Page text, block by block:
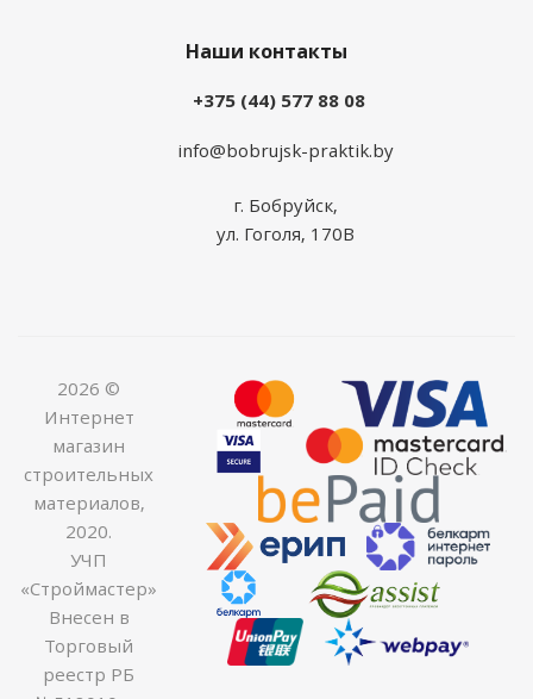
Наши контакты
+375 (44) 577 88 08
info@bobrujsk-praktik.by
г. Бобруйск,
ул. Гоголя, 170В
2026 ©
Интернет
магазин
строительных
материалов,
2020.
УЧП
«Строймастер»
Внесен в
Торговый
реестр РБ